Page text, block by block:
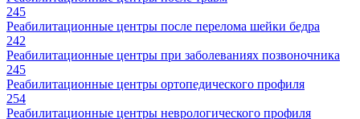
245
Реабилитационные центры после перелома шейки бедра
242
Реабилитационные центры при заболеваниях позвоночника
245
Реабилитационные центры ортопедического профиля
254
Реабилитационные центры неврологического профиля